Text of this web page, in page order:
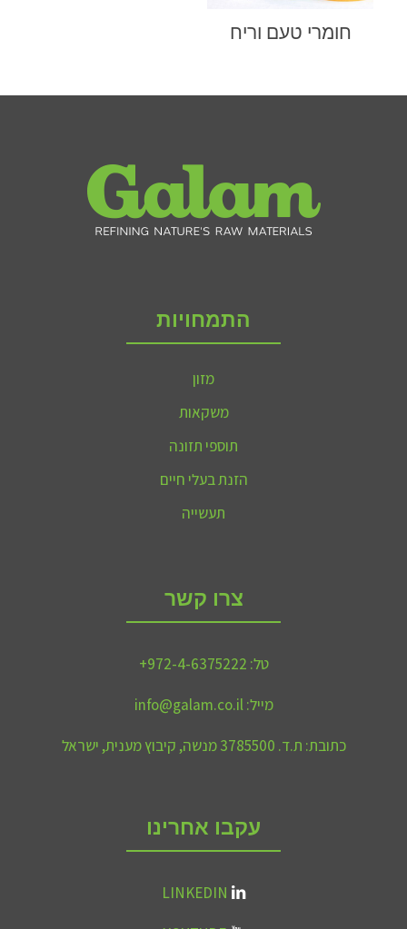
חומרי טעם וריח
התמחויות
מזון
משקאות
תוספי תזונה
הזנת בעלי חיים
תעשייה
צרו קשר
טל: 972-4-6375222+
מייל:info@galam.co.il
כתובת: ת.ד. 3785500 מנשה, קיבוץ מענית, ישראל
עקבו אחרינו
LINKEDIN